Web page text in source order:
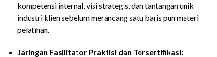
kompetensi internal, visi strategis, dan tantangan unik
industri klien sebelum merancang satu baris pun materi
pelatihan.
Jaringan Fasilitator Praktisi dan Tersertifikasi: